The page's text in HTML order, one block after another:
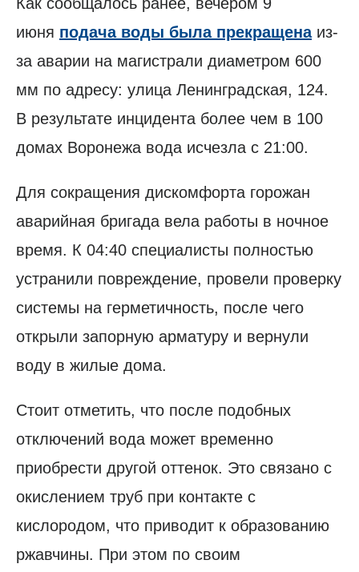
июня подача воды была прекращенаиз-
за аварии на магистрали диаметром 600
мм по адресу: улица Ленинградская, 124.
В результате инцидента более чем в 100
домах Воронежа вода исчезла с 21:00.
Для сокращения дискомфорта горожан
аварийная бригада вела работы в ночное
время. К 04:40 специалисты полностью
устранили повреждение, провели проверку
системы на герметичность, после чего
открыли запорную арматуру и вернули
воду в жилые дома.
Стоит отметить, что после подобных
отключений вода может временно
приобрести другой оттенок. Это связано с
окислением труб при контакте с
кислородом, что приводит к образованию
ржавчины. При этом по своим